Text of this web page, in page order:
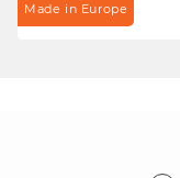
Made in Europe